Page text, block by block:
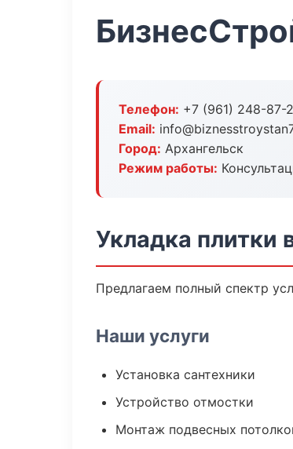
Телефон: +7 (961) 248-87-
Email:
Город: Архангельск
Режим работы:
Укладка плитки
Предлагаем полный спектр
Наши услуги
Установка сантехники
Устройство отмостки
Монтаж подвесных